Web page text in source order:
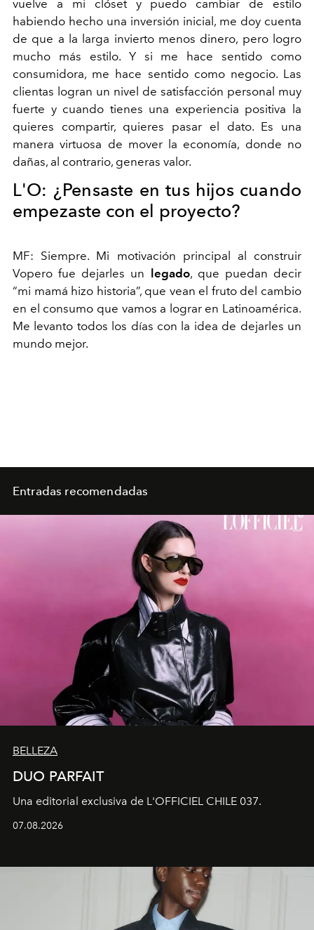
vuelve a mi clóset y puedo cambiar de estilo
habiendo hecho una inversión inicial, me doy cuenta
de que a la larga invierto menos dinero, pero logro
mucho más estilo. Y si me hace sentido como
consumidora, me hace sentido como negocio. Las
clientas logran un nivel de satisfacción personal muy
fuerte y cuando tienes una experiencia positiva la
quieres compartir, quieres pasar el dato. Es una
manera virtuosa de mover la economía, donde no
dañas, al contrario, generas valor.
L'O: ¿Pensaste en tus hijos cuando
empezaste con el proyecto?
MF: Siempre. Mi motivación principal al construir
Vopero fue dejarles un
legado, que puedan decir
“mi mamá hizo historia”, que vean el fruto del cambio
en el consumo que vamos a lograr en Latinoamérica.
Me levanto todos los días con la idea de dejarles un
mundo mejor.
Entradas recomendadas
BELLEZA
DUO PARFAIT
Una editorial exclusiva de L'OFFICIEL CHILE 037.
07.08.2026